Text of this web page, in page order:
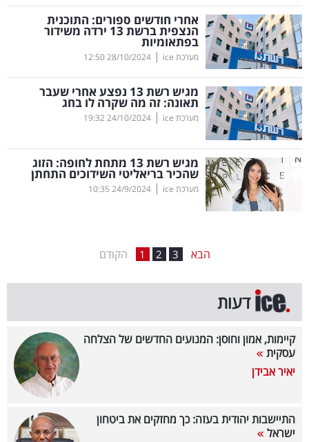
מינויים
רייטינג
רכב
בריאות
תרבות
ופנאי
תיירות
המילון
הכלכלי
פודקאסט
40
אחרי חודשים ספורים: התוכנית
הנצפית ברשת 13 ירדה משידור
בפתאומיות
מערכת ice |
28/10/2024
12:50
מגיש רשת 13 נפצע אחרי שעבר
תאונה: זה מה שקרה לו בחג
מערכת ice |
24/10/2024
19:32
מגיש רשת 13 מתחת לחופה: הזוג
שהכיר בריאליטי השידוכים התחתן
מערכת ice |
24/9/2024
10:35
הקודם 1 2 3 הבא
דעות
קיימות, אמון וחוסן: המנועים החדשים של הצלחה
עסקית
יאיר אבידן
התיישבות יהודית בעזה: כך מחזקים את ביטחון
ישראל